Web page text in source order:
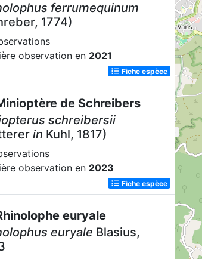
ferrumequinum
1774)
observation en 2021
Fiche espèce
de Schreibers
schreibersii
in Kuhl, 1817)
observation en 2023
Fiche espèce
euryale
euryale Blasius,